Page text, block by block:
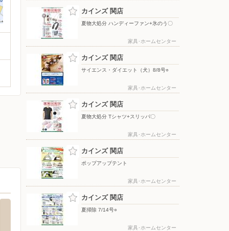
カインズ 関店
夏物大処分 ハンディーファン+氷のう〇
家具･ホームセンター
カインズ 関店
サイエンス・ダイエット（犬）8/8号○
家具･ホームセンター
カインズ 関店
夏物大処分 Tシャツ+スリッパ〇
家具･ホームセンター
カインズ 関店
ポップアップテント
家具･ホームセンター
カインズ 関店
夏掃除 7/14号○
家具･ホームセンター